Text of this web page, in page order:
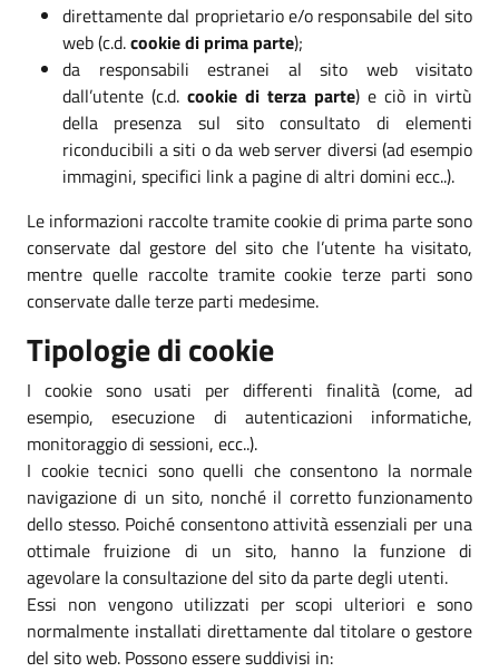
direttamente dal proprietario e/o responsabile del sito
web (c.d.cookie di prima parte);
da responsabili estranei al sito web visitato
dall’utente (c.d. cookie di terza parte) e ciò in virtù
della presenza sul sito consultato di elementi
riconducibili a siti o da web server diversi (ad esempio
immagini, specifici link a pagine di altri domini ecc..).
Le informazioni raccolte tramite cookie di prima parte sono
conservate dal gestore del sito che l’utente ha visitato,
mentre quelle raccolte tramite cookie terze parti sono
conservate dalle terze parti medesime.
Tipologie di cookie
I cookie sono usati per differenti finalità (come, ad
esempio, esecuzione di autenticazioni informatiche,
monitoraggio di sessioni, ecc..).
I cookie tecnici sono quelli che consentono la normale
navigazione di un sito, nonché il corretto funzionamento
dello stesso. Poiché consentono attività essenziali per una
ottimale fruizione di un sito, hanno la funzione di
agevolare la consultazione del sito da parte degli utenti.
Essi non vengono utilizzati per scopi ulteriori e sono
normalmente installati direttamente dal titolare o gestore
del sito web. Possono essere suddivisi in: